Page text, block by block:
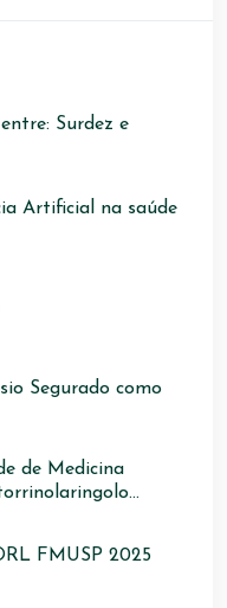
Surdez e
Artificial na saúde
Segurado como
de Medicina
FMUSP 2025